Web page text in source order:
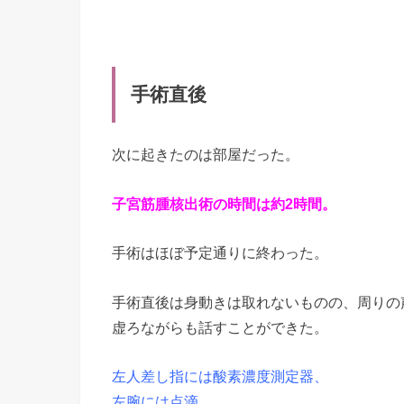
手術直後
次に起きたのは部屋だった。
子宮筋腫核出術の時間は約2時間。
手術はほぼ予定通りに終わった。
手術直後は身動きは取れないものの、周りの
虚ろながらも話すことができた。
左人差し指には酸素濃度測定器、